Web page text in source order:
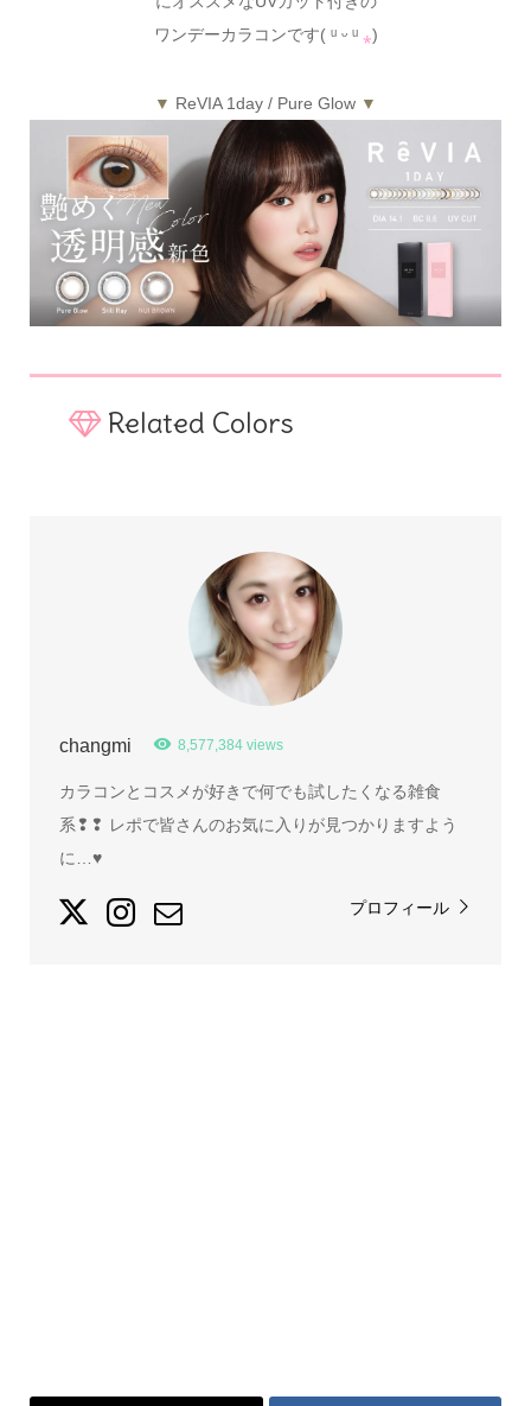
ワンデーカラコンです( ᵘ ᵕ ᵘ ⁎)
▼ ReVIA 1day / Pure Glow ▼
Related Colors
changmi 8,577,384 views
カラコンとコスメが好きで何でも試したくなる雑食
系❢❢ レポで皆さんのお気に入りが見つかりますよう
に…♥
プロフィール